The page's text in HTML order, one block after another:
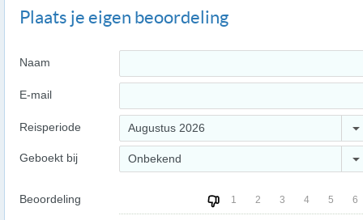
Plaats je eigen beoordeling
Naam
E-mail
Reisperiode Augustus 2026
Geboekt bij Onbekend
Beoordeling 1 2 3 4 5 6